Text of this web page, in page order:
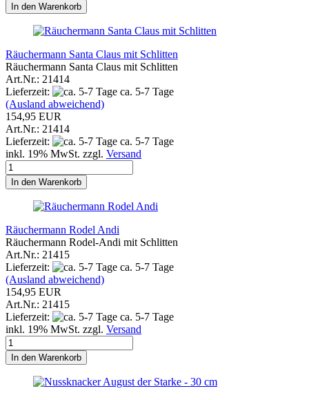
In den Warenkorb
Räuchermann Santa Claus mit Schlitten
Räuchermann Santa Claus mit Schlitten
Art.Nr.: 21414
Lieferzeit:
ca. 5-7 Tage
(Ausland abweichend)
154,95 EUR
Art.Nr.: 21414
Lieferzeit:
ca. 5-7 Tage
inkl. 19% MwSt. zzgl. Versand
In den Warenkorb
Räuchermann Rodel Andi
Räuchermann Rodel-Andi mit Schlitten
Art.Nr.: 21415
Lieferzeit:
ca. 5-7 Tage
(Ausland abweichend)
154,95 EUR
Art.Nr.: 21415
Lieferzeit:
ca. 5-7 Tage
inkl. 19% MwSt. zzgl. Versand
In den Warenkorb